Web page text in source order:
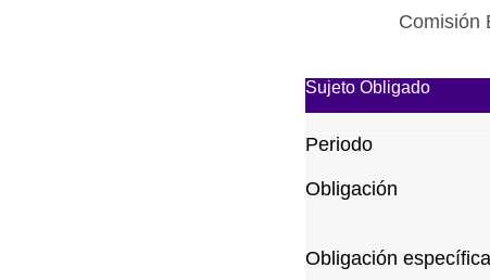
Comisión
Sujeto Obligado
Periodo
Obligación
Obligación